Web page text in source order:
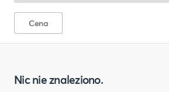
Cena
Nic nie znaleziono.